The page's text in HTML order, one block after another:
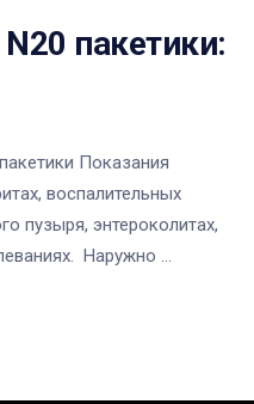
пакетики:
Показания
воспалительных
пузыря, энтероколитах,
Наружно ...